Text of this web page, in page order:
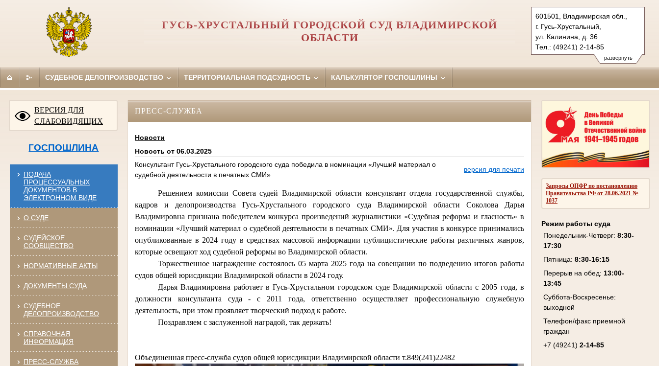
развернуть
601501, Владимирская обл.,
г. Гусь-Хрустальный,
ул. Калинина, д. 36
Тел.: (49241) 2-14-85
gus-hrustalsky.wld@sudrf.ru
ГУСЬ-ХРУСТАЛЬНЫЙ ГОРОДСКОЙ СУД ВЛАДИМИРСКОЙ
ОБЛАСТИ
СУДЕБНОЕ ДЕЛОПРОИЗВОДСТВО ТЕРРИТОРИАЛЬНАЯ ПОДСУДНОСТЬ КАЛЬКУЛЯТОР ГОСПОШЛИНЫ
ВЕРСИЯ ДЛЯ
СЛАБОВИДЯЩИХ
ГОСПОШЛИНА
ПОДАЧА
ПРОЦЕССУАЛЬНЫХ
ДОКУМЕНТОВ В
ЭЛЕКТРОННОМ ВИДЕ
О СУДЕ
СУДЕЙСКОЕ
СООБЩЕСТВО
НОРМАТИВНЫЕ АКТЫ
ДОКУМЕНТЫ СУДА
СУДЕБНОЕ
ДЕЛОПРОИЗВОДСТВО
СПРАВОЧНАЯ
ИНФОРМАЦИЯ
ПРЕСС-СЛУЖБА
Запросы ОПФР по постановлению
Правительства РФ от 28.06.2021 №
1037
Режим работы суда
Понедельник-Четверг: 8:30-
17:30
Пятница: 8:30-16:15
Перерыв на обед: 13:00-
13:45
Суббота-Воскресенье:
выходной
Телефон/факс приемной
граждан
+7 (49241) 2-14-85
ПРЕСС-СЛУЖБА
Новости
Новость от 06.03.2025
Консультант Гусь-Хрустального городского суда победила в номинации «Лучший материал о
судебной деятельности в печатных СМИ»
версия для печати
Решением комиссии Совета судей Владимирской области консультант отдела государственной службы,
кадров и делопроизводства Гусь-Хрустального городского суда Владимирской области Соколова Дарья
Владимировна признана победителем конкурса произведений журналистики «Судебная реформа и гласность» в
номинации «Лучший материал о судебной деятельности в печатных СМИ». Для участия в конкурсе принимались
опубликованные в 2024 году в средствах массовой информации публицистические работы различных жанров,
которые освещают ход судебной реформы во Владимирской области.
Торжественное награждение состоялось 05 марта 2025 года на совещании по подведению итогов работы
судов общей юрисдикции Владимирской области в 2024 году.
Дарья Владимировна работает в Гусь-Хрустальном городском суде Владимирской области с 2005 года, в
должности консультанта суда - с 2011 года, ответственно осуществляет профессиональную служебную
деятельность, при этом проявляет творческий подход к работе.
Поздравляем с заслуженной наградой, так держать!
Объединенная пресс-служба судов общей юрисдикции Владимирской области т.849(241)22482